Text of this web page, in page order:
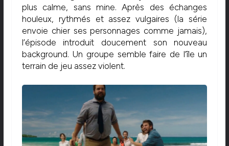
plus calme, sans mine. Après des échanges
houleux, rythmés et assez vulgaires (la série
envoie chier ses personnages comme jamais),
l’épisode introduit doucement son nouveau
background. Un groupe semble faire de l’île un
terrain de jeu assez violent.